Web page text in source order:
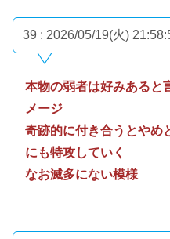
39 : 2026/05/19(火)
本物の弱者は好みあると
メージ
奇跡的に付き合うとやめ
にも特攻していく
なお滅多にない模様